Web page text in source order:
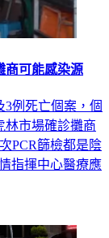
商可能感染源
3例死亡個案，個
林市場確診攤商
PCR篩檢都是陰
指揮中心醫療應